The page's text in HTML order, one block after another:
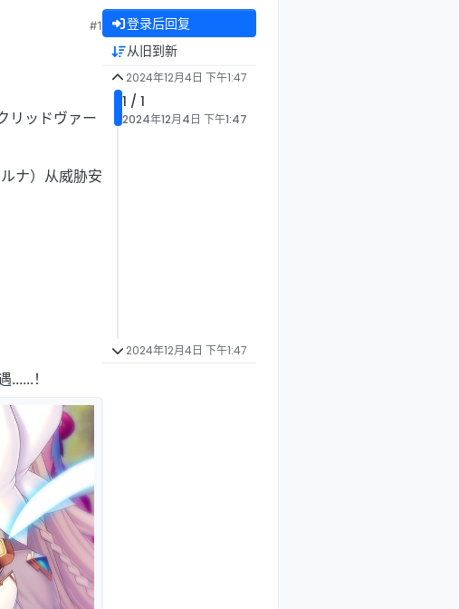
#1
リッドヴァー
ナ）从威胁安
！
登录后回复
从旧到新
2024年12月4日 下午1:47
1 / 1
2024年12月4日 下午1:47
2024年12月4日 下午1:47